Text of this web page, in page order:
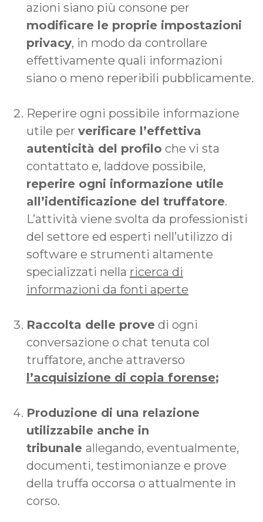
azioni siano più consone per
modificare le proprie impostazioni
privacy, in modo da controllare
effettivamente quali informazioni
siano o meno reperibili pubblicamente.
Reperire ogni possibile informazione
utile per verificare l’effettiva
autenticità del profilo che vi sta
contattato e, laddove possibile,
reperire ogni informazione utile
all’identificazione del truffatore.
L’attività viene svolta da professionisti
del settore ed esperti nell’utilizzo di
software e strumenti altamente
specializzati nella ricerca di
informazioni da fonti aperte
Raccolta delle prove di ogni
conversazione o chat tenuta col
truffatore, anche attraverso
l’acquisizione di copia forense;
Produzione di una relazione
utilizzabile anche in
tribunale allegando, eventualmente,
documenti, testimonianze e prove
della truffa occorsa o attualmente in
corso.